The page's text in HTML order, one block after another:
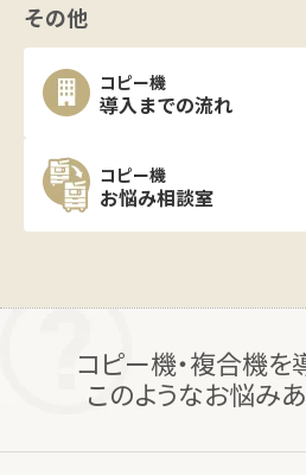
その他
コピー機
導入までの流れ
コピー機
お悩み相談室
コピー機・複合機を
このようなお悩み